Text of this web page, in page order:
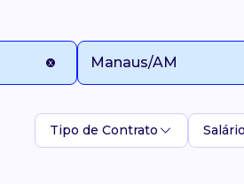
Tipo de Contrato Salário